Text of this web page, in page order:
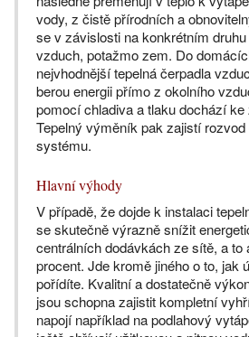
vody, z čistě přírodních a
se v závislosti na konkrétním
vzduch, potažmo zem. Do
nejvhodnější tepelná čerpadla
berou energii přímo z okolního
pomocí chladiva a tlaku dochází
Tepelný výměník pak zajistí rozvod
systému.
Hlavní výhody
V případě, že dojde k instalaci
se skutečně výrazně snížit
centrálních dodávkách ze sítě, a to
procent. Jde kromě jiného o to, jak
pořídíte. Kvalitní a dostatečně
jsou schopna zajistit kompletní
napojí například na podlahový